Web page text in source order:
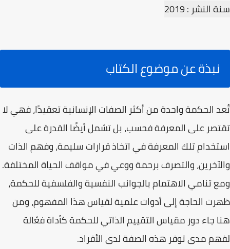
سنة النشر : 2019
نبذة عن موضوع الكتاب
تُعد الحكمة واحدة من أكثر الصفات الإنسانية تعقيدًا، فهي لا
تقتصر على المعرفة فحسب، بل تشمل أيضًا القدرة على
استخدام تلك المعرفة في اتخاذ قرارات سليمة، وفهم الذات
والآخرين، والتصرف برحمة ووعي في مواقف الحياة المختلفة.
ومع تنامي الاهتمام بالجوانب النفسية والفلسفية للحكمة،
ظهرت الحاجة إلى أدوات علمية لقياس هذا المفهوم، ومن
هنا جاء دور مقياس التقييم الذاتي للحكمة كأداة فعّالة
لفهم مدى توفر هذه الصفة لدى الأفراد.